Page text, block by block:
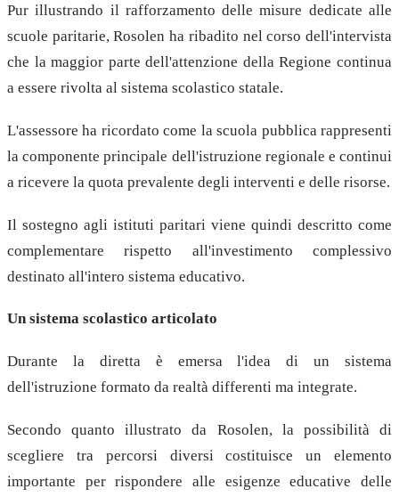
Pur illustrando il rafforzamento delle misure dedicate alle
scuole paritarie, Rosolen ha ribadito nel corso dell'intervista
che la maggior parte dell'attenzione della Regione continua
a essere rivolta al sistema scolastico statale.
L'assessore ha ricordato come la scuola pubblica rappresenti
la componente principale dell'istruzione regionale e continui
a ricevere la quota prevalente degli interventi e delle risorse.
Il sostegno agli istituti paritari viene quindi descritto come
complementare rispetto all'investimento complessivo
destinato all'intero sistema educativo.
Un sistema scolastico articolato
Durante la diretta è emersa l'idea di un sistema
dell'istruzione formato da realtà differenti ma integrate.
Secondo quanto illustrato da Rosolen, la possibilità di
scegliere tra percorsi diversi costituisce un elemento
importante per rispondere alle esigenze educative delle